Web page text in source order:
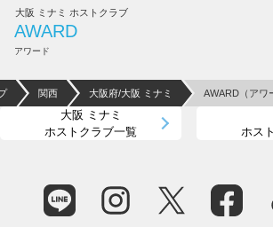
大阪 ミナミ ホストクラブ
AWARD
アワード
関西 大阪府/大阪 ミナミ AWARD（アワ
大阪 ミナミ
ホストクラブ一覧
ホス